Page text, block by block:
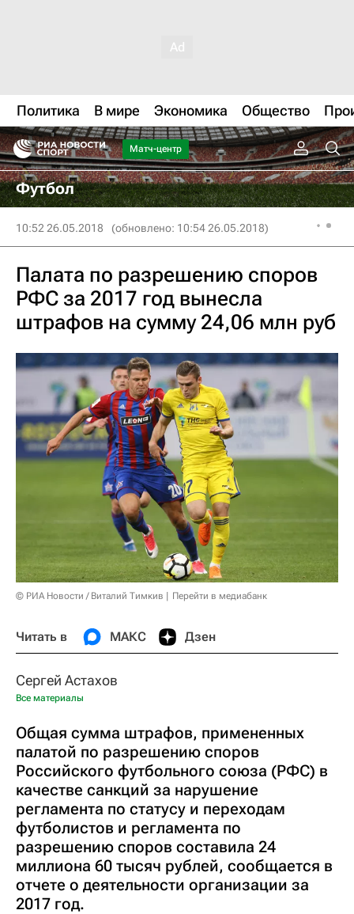
Политика В мире Экономика Общество
Матч-центр
Футбол
10:52 26.05.2018 (обновлено: 10:54 26.05.2018)
Палата по разрешению споров
РФС за 2017 год вынесла
штрафов на сумму 24,06 млн руб
© РИА Новости / Виталий Тимкив Перейти в медиабанк
Читать в МАКС Дзен
Сергей Астахов
Все материалы
Общая сумма штрафов, примененных
палатой по разрешению споров
Российского футбольного союза (РФС) в
качестве санкций за нарушение
регламента по статусу и переходам
футболистов и регламента по
разрешению споров составила 24
миллиона 60 тысяч рублей, сообщается в
отчете о деятельности организации за
2017 год.